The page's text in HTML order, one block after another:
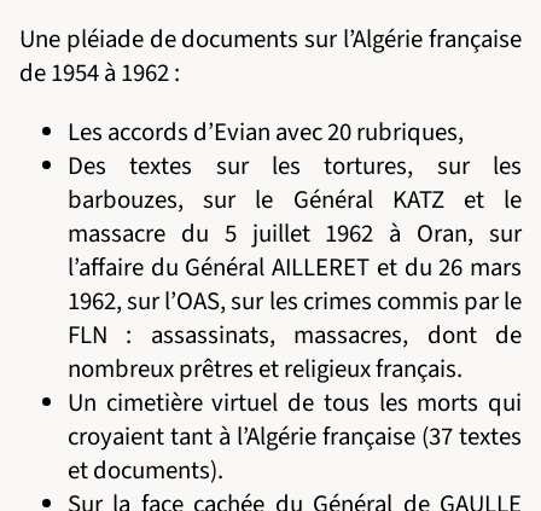
Une pléiade de documents sur l’Algérie française
de 1954 à 1962 :
Les accords d’Evian avec 20 rubriques,
Des textes sur les tortures, sur les
barbouzes, sur le Général KATZ et le
massacre du 5 juillet 1962 à Oran, sur
l’affaire du Général AILLERET et du 26 mars
1962, sur l’OAS, sur les crimes commis par le
FLN : assassinats, massacres, dont de
nombreux prêtres et religieux français.
Un cimetière virtuel de tous les morts qui
croyaient tant à l’Algérie française (37 textes
et documents).